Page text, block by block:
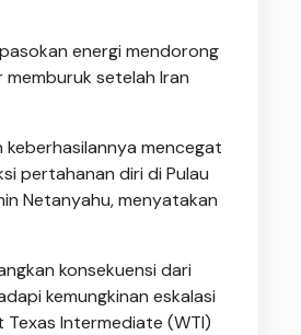
energi mendorong
setelah Iran
mencegat
pertahanan diri di Pulau
Netanyahu, menyatakan
konsekuensi dari
kemungkinan eskalasi
Texas Intermediate (WTI)